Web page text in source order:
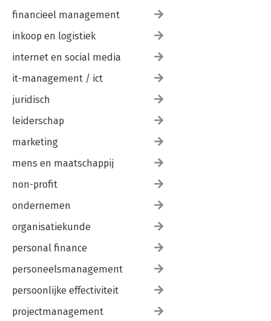
financieel management
inkoop en logistiek
internet en social media
it-management / ict
juridisch
leiderschap
marketing
mens en maatschappij
non-profit
ondernemen
organisatiekunde
personal finance
personeelsmanagement
persoonlijke effectiviteit
projectmanagement